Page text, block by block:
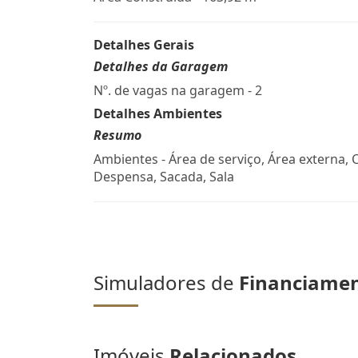
Detalhes Gerais
Detalhes da Garagem
Nº. de vagas na garagem - 2
Detalhes Ambientes
Resumo
Ambientes - Área de serviço, Área externa,
Despensa, Sacada, Sala
Simuladores de